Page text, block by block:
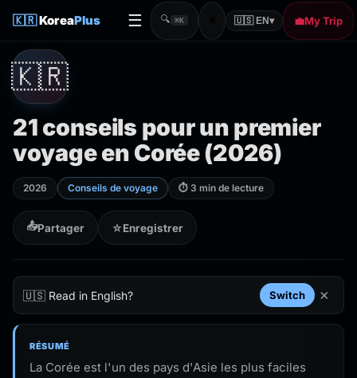
🇰🇷KoreaPlus ☰ 🔍 ⌘K 🇺🇸 EN▾ 💼My Trip
🇰🇷
21 conseils pour un premier
voyage en Corée (2026)
2026 Conseils de voyage ⏱ 3 min de lecture
📤Partager ☆Enregistrer
🇺🇸 Read in English? Switch ×
RÉSUMÉ
La Corée est l'un des pays d'Asie les plus faciles